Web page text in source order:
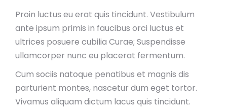
Proin luctus eu erat quis tincidunt. Vestibulum
ante ipsum primis in faucibus orci luctus et
ultrices posuere cubilia Curae; Suspendisse
ullamcorper nunc eu placerat fermentum.
Cum sociis natoque penatibus et magnis dis
parturient montes, nascetur dum eget tortor.
Vivamus aliquam dictum lacus quis tincidunt.